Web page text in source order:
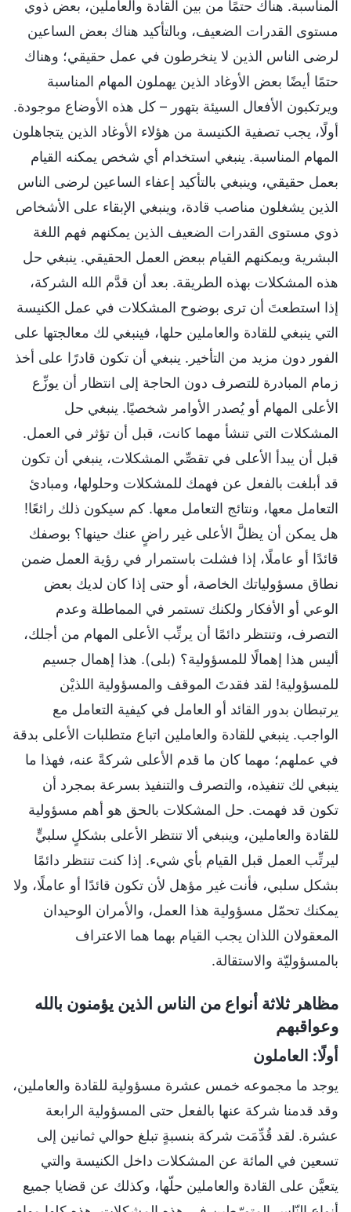
المناسبة. هناك حتمًا من بين القادة والعاملين، بعض ذوي
مستوى القدرات الضعيف، وبالتأكيد هناك بعض الساعين
لرضى الناس الذين لا ينخرطون في عمل حقيقي؛ وهناك
حتمًا أيضًا بعض الأوغاد الذين يهملون المهام المناسبة
ويرتكبون الأفعال السيئة بتهور – كل هذه الأوضاع موجودة.
أولًا، يجب تصفية الكنيسة من هؤلاء الأوغاد الذين يتجاهلون
المهام المناسبة. ينبغي استخدام أي شخص يمكنه القيام
بعمل حقيقي، وينبغي بالتأكيد إعفاء الساعين لرضى الناس
الذين يشغلون مناصب قادة، وينبغي الإبقاء على الأشخاص
ذوي مستوى القدرات الضعيف الذين يمكنهم فهم اللغة
البشرية ويمكنهم القيام ببعض العمل الحقيقي. ينبغي حل
هذه المشكلات بهذه الطريقة. بعد أن قدَّم الله الشركة،
إذا استطعتَ أن ترى بوضوح المشكلات في عمل الكنيسة
التي ينبغي للقادة والعاملين حلها، فينبغي لك معالجتها على
الفور دون مزيد من التأخير. ينبغي أن تكون قادرًا على أخذ
زمام المبادرة للتصرف دون الحاجة إلى انتظار أن يوزِّع
الأعلى المهام أو يُصدر الأوامر شخصيًا. ينبغي حل
المشكلات التي تنشأ مهما كانت، قبل أن تؤثر في العمل.
قبل أن يبدأ الأعلى في تقصِّي المشكلات، ينبغي أن تكون
قد أبلغت بالفعل عن فهمك للمشكلات وحلولها، ومبادئ
التعامل معها، ونتائج التعامل معها. كم سيكون ذلك رائعًا!
هل يمكن أن يظلَّ الأعلى غير راضٍ عنك حينها؟ بوصفك
قائدًا أو عاملًا، إذا فشلت باستمرار في رؤية العمل ضمن
نطاق مسؤولياتك الخاصة، أو حتى إذا كان لديك بعض
الوعي أو الأفكار ولكنك تستمر في المماطلة وعدم
التصرف، وتنتظر دائمًا أن يرتِّب الأعلى المهام من أجلك،
أليس هذا إهمالًا للمسؤولية؟ (بلى). هذا إهمال جسيم
للمسؤولية! لقد فقدتَ الموقف والمسؤولية اللذيْن
يرتبطان بدور القائد أو العامل في كيفية التعامل مع
الواجب. ينبغي للقادة والعاملين اتباع متطلبات الأعلى بدقة
في عملهم؛ مهما كان ما قدم الأعلى شركةً عنه، فهذا ما
ينبغي لك تنفيذه، والتصرف والتنفيذ بسرعة بمجرد أن
تكون قد فهمت. حل المشكلات بالحق هو أهم مسؤولية
للقادة والعاملين، وينبغي ألا تنتظر الأعلى بشكلٍ سلبيٍّ
ليرتِّب العمل قبل القيام بأي شيء. إذا كنت تنتظر دائمًا
بشكل سلبي، فأنت غير مؤهل لأن تكون قائدًا أو عاملًا، ولا
يمكنك تحمّل مسؤولية هذا العمل، والأمران الوحيدان
المعقولان اللذان يجب القيام بهما هما الاعتراف
بالمسؤوليّة والاستقالة.
مظاهر ثلاثة أنواع من الناس الذين يؤمنون بالله
وعواقبهم
أولًا: العاملون
يوجد ما مجموعه خمس عشرة مسؤولية للقادة والعاملين،
وقد قدمنا شركة عنها بالفعل حتى المسؤولية الرابعة
عشرة. لقد قُدِّمَت شركة بنسبةٍ تبلغ حوالي ثمانين إلى
تسعين في المائة عن المشكلات داخل الكنيسة والتي
يتعيَّن على القادة والعاملين حلّها، وكذلك عن قضايا جميع